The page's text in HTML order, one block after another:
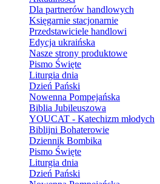
Dla partnerów handlowych
Księgarnie stacjonarnie
Przedstawiciele handlowi
Edycja ukraińska
Nasze strony produktowe
Pismo Święte
Liturgia dnia
Dzień Pański
Nowenna Pompejańska
Biblia Jubileuszowa
YOUCAT - Katechizm młodych
Biblijni Bohaterowie
Dziennik Bombika
Pismo Święte
Liturgia dnia
Dzień Pański